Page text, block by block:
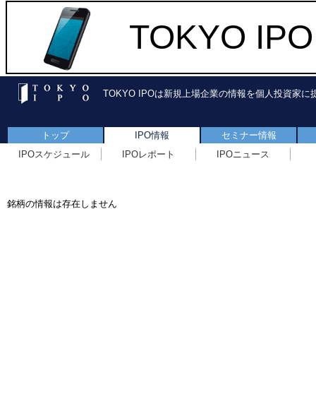
TOKYO
TOKYO IPOは新規上場企業の情報を個人投資家に
トップ IPO情報
セミナー情報
IPOスケジュール
IPOレポート IPOニュース
銘柄の情報は存在しません